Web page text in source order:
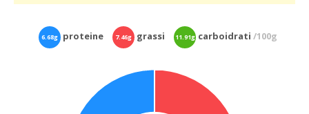
6.68g proteine 7.46g grassi 11.91g carboidrati/100g